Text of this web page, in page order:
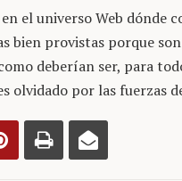
el universo Web dónde
provistas porque
deberían ser, para
olvidado por las fuerzas